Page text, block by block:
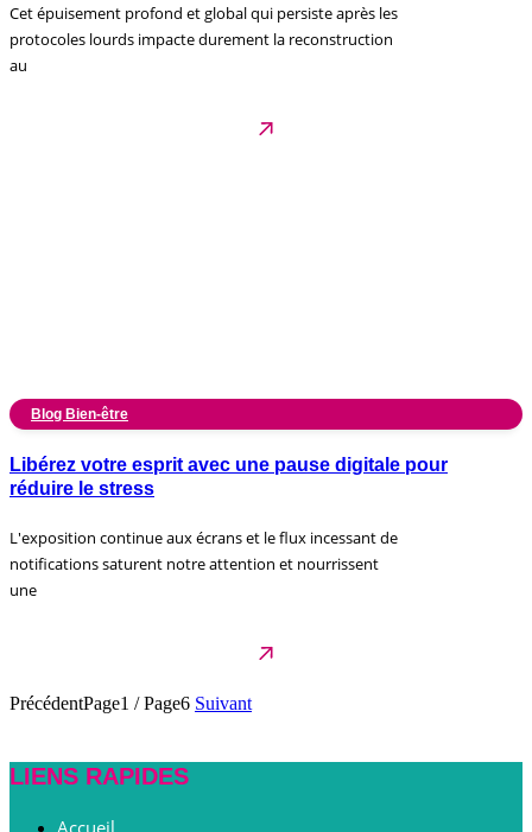
Cet épuisement profond et global qui persiste après les
protocoles lourds impacte durement la reconstruction
au
Blog Bien-être
Libérez votre esprit avec une pause digitale pour
réduire le stress
L'exposition continue aux écrans et le flux incessant de
notifications saturent notre attention et nourrissent
une
PrécédentPage1 / Page6 Suivant
LIENS RAPIDES
Accueil